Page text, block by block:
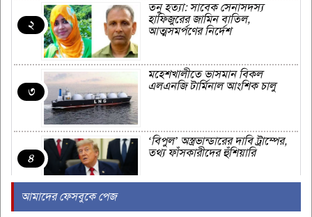
২
তনু হত্যা: সাবেক সেনাসদস্য
হাফিজুরের জামিন বাতিল,
আত্মসমর্পণের নির্দেশ
৩
মহেশখালীতে ভাসমান বিকল
এলএনজি টার্মিনাল আংশিক চালু
৪
‘বিপুল’ অস্ত্রভান্ডারের দাবি ট্রাম্পের,
তথ্য ফাঁসকারীদের হুঁশিয়ারি
আমাদের ফেসবুকে পেজ